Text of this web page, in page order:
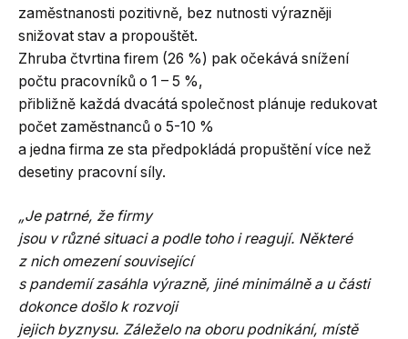
zaměstnanosti pozitivně, bez nutnosti výrazněji
snižovat stav a propouštět.
Zhruba čtvrtina firem (26 %) pak očekává snížení
počtu pracovníků o 1 – 5 %,
přibližně každá dvacátá společnost plánuje redukovat
počet zaměstnanců o 5-10 %
a jedna firma ze sta předpokládá propuštění více než
desetiny pracovní síly.
„Je patrné, že firmy
jsou v různé situaci a podle toho i reagují. Některé
z nich omezení související
s pandemií zasáhla výrazně, jiné minimálně a u části
dokonce došlo k rozvoji
jejich byznysu. Záleželo na oboru podnikání, místě